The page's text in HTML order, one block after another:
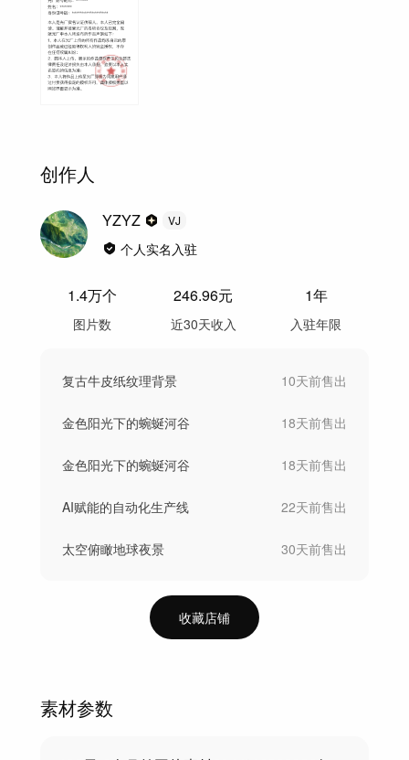
创作人
YZYZ VJ
个人实名入驻
1.4万个
图片数
246.96元
近30天收入
1年
入驻年限
复古牛皮纸纹理背景 10天前售出
金色阳光下的蜿蜒河谷 18天前售出
金色阳光下的蜿蜒河谷 18天前售出
AI赋能的自动化生产线 22天前售出
太空俯瞰地球夜景 30天前售出
收藏店铺
素材参数